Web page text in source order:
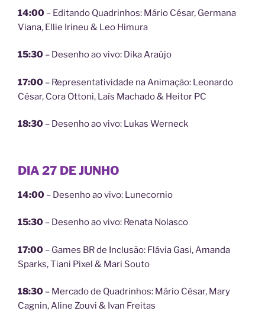
14:00 – Editando Quadrinhos: Mário César, Germana
Viana, Ellie Irineu & Leo Himura
15:30 – Desenho ao vivo: Dika Araújo
17:00 – Representatividade na Animação: Leonardo
César, Cora Ottoni, Laís Machado & Heitor PC
18:30 – Desenho ao vivo: Lukas Werneck
DIA 27 DE JUNHO
14:00 – Desenho ao vivo: Lunecornio
15:30 – Desenho ao vivo: Renata Nolasco
17:00 – Games BR de Inclusão: Flávia Gasi, Amanda
Sparks, Tiani Pixel & Mari Souto
18:30 – Mercado de Quadrinhos: Mário César, Mary
Cagnin, Aline Zouvi & Ivan Freitas